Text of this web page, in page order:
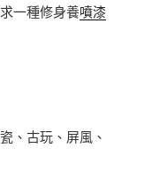
一種修身養噴漆
、古玩、屏風、